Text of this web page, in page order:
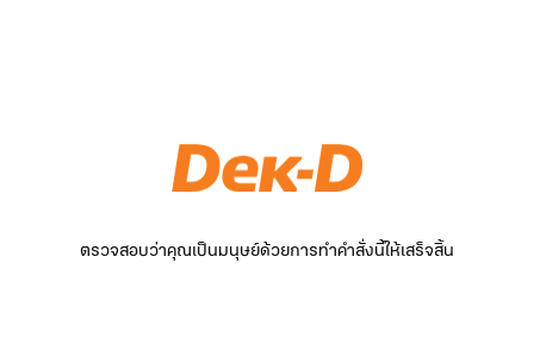
ตรวจสอบว่าคุณเป็นมนุษย์ด้วยการทำคำสั่งนี้ให้เสร็จสิ้น